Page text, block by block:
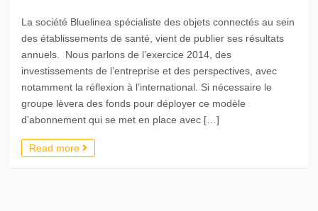
La société Bluelinea spécialiste des objets connectés au sein
des établissements de santé, vient de publier ses résultats
annuels. Nous parlons de l’exercice 2014, des
investissements de l’entreprise et des perspectives, avec
notamment la réflexion à l’international. Si nécessaire le
groupe lèvera des fonds pour déployer ce modèle
d’abonnement qui se met en place avec […]
Read more